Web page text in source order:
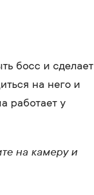
босс и сделает
на него и
работает у
на камеру и